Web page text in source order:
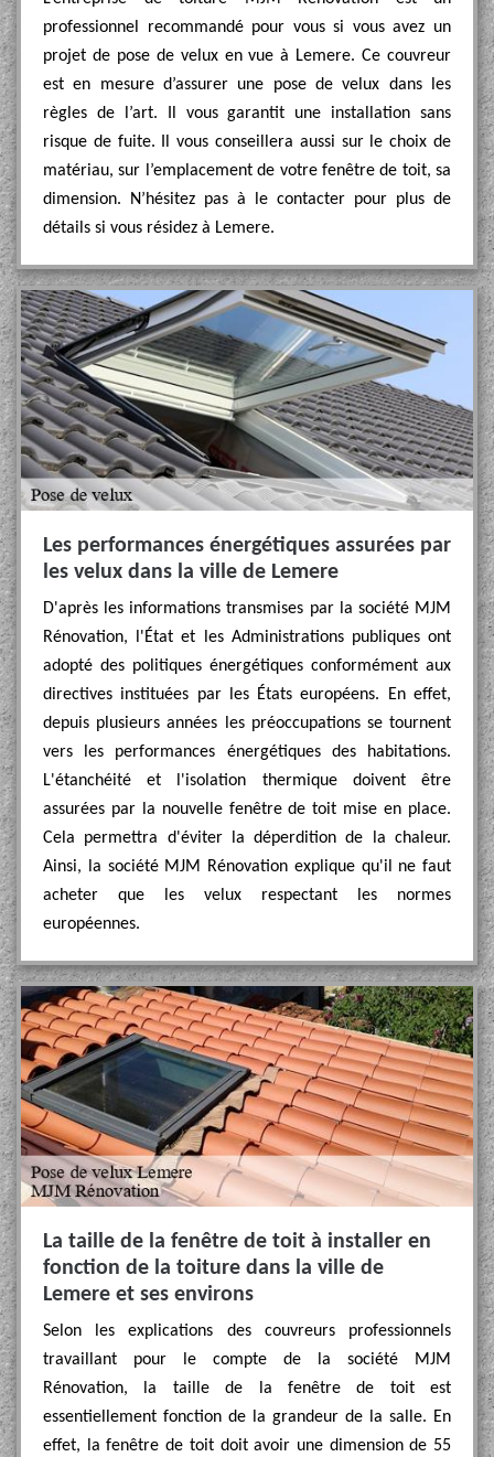
professionnel recommandé pour vous si vous avez un
projet de pose de velux en vue à Lemere. Ce couvreur
est en mesure d’assurer une pose de velux dans les
règles de l’art. Il vous garantit une installation sans
risque de fuite. Il vous conseillera aussi sur le choix de
matériau, sur l’emplacement de votre fenêtre de toit, sa
dimension. N’hésitez pas à le contacter pour plus de
détails si vous résidez à Lemere.
Les performances énergétiques assurées par
les velux dans la ville de Lemere
D'après les informations transmises par la société MJM
Rénovation, l'État et les Administrations publiques ont
adopté des politiques énergétiques conformément aux
directives instituées par les États européens. En effet,
depuis plusieurs années les préoccupations se tournent
vers les performances énergétiques des habitations.
L'étanchéité et l'isolation thermique doivent être
assurées par la nouvelle fenêtre de toit mise en place.
Cela permettra d'éviter la déperdition de la chaleur.
Ainsi, la société MJM Rénovation explique qu'il ne faut
acheter que les velux respectant les normes
européennes.
La taille de la fenêtre de toit à installer en
fonction de la toiture dans la ville de
Lemere et ses environs
Selon les explications des couvreurs professionnels
travaillant pour le compte de la société MJM
Rénovation, la taille de la fenêtre de toit est
essentiellement fonction de la grandeur de la salle. En
effet, la fenêtre de toit doit avoir une dimension de 55